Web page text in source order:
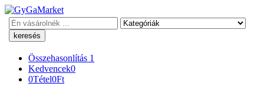
Keresés
Összehasonlítás 1
Kedvencek0
0Tétel0Ft